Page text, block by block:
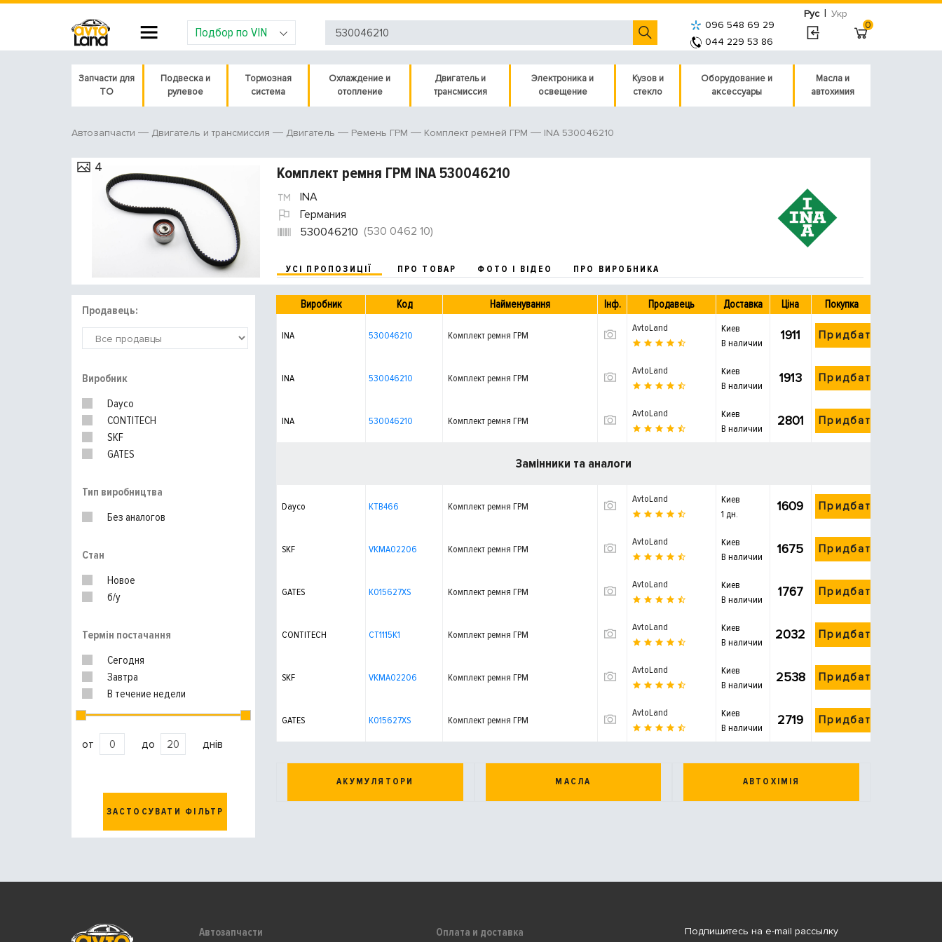
Рус | Укр
Подбор по VIN
096 548 69 29
044 229 53 86
0
Запчасти для
ТО
Подвеска и
рулевое
Тормозная
система
Охлаждение и
отопление
Двигатель и
трансмиссия
Электроника и
освещение
Кузов и
стекло
Оборудование и
аксессуары
Масла и
автохимия
Автозапчасти Двигатель и трансмиссия Двигатель Ремень ГРМ Комплект ремней ГРМ INA 530046210
4 Комплект ремня ГРМ INA 530046210
INA
Германия
530046210 (530 0462 10)
УСІ ПРОПОЗИЦІЇ ПРО ТОВАР ФОТО І ВІДЕО ПРО ВИРОБНИКА
Продавець:
Виробник
Dayco
CONTITECH
SKF
GATES
Тип виробництва
Без аналогов
Стан
Новое
б/у
Термін постачання
Сегодня
Завтра
В течение недели
от до днів
ЗАСТОСУВАТИ ФІЛЬТР
Виробник Код Найменування Інф. Продавець Доставка Ціна Покупка
INA 530046210 Комплект ремня ГРМ
AvtoLand
Киев
В наличии
1911 Придбати
INA 530046210 Комплект ремня ГРМ
AvtoLand
Киев
В наличии
1913 Придбати
INA 530046210 Комплект ремня ГРМ
AvtoLand
Киев
В наличии
2801 Придбати
Замінники та аналоги
Dayco KTB466 Комплект ремня ГРМ
AvtoLand
Киев
1 дн.
1609 Придбати
SKF VKMA02206 Комплект ремня ГРМ
AvtoLand
Киев
В наличии
1675 Придбати
GATES K015627XS Комплект ремня ГРМ
AvtoLand
Киев
В наличии
1767 Придбати
CONTITECH CT1115K1 Комплект ремня ГРМ
AvtoLand
Киев
В наличии
2032 Придбати
SKF VKMA02206 Комплект ремня ГРМ
AvtoLand
Киев
В наличии
2538 Придбати
GATES K015627XS Комплект ремня ГРМ
AvtoLand
Киев
В наличии
2719 Придбати
АКУМУЛЯТОРИ МАСЛА АВТОХІМІЯ
Автозапчасти Оплата и доставка Подпишитесь на e-mail рассылку